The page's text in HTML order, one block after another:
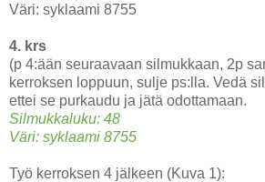
Väri: syklaami 8755
4. krs
(p 4:ään seuraavaan silmukkaan, 2p
kerroksen loppuun, sulje ps:lla. Vedä
ettei se purkaudu ja jätä odottamaan.
Silmukkaluku: 48
Väri: syklaami 8755
Työ kerroksen 4 jälkeen (Kuva 1):